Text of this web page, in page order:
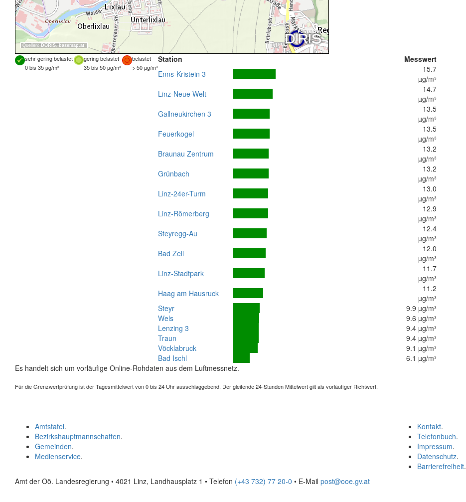
Quellen: DORIS, basemap.at
sehr gering belastet gering belastet
belastet
0 bis 35 µg/m³
35 bis 50 µg/m³ > 50 µg/m³
Station
Messwert
Enns-Kristein 3
15.7
µg/m³
Linz-Neue Welt
14.7
µg/m³
Gallneukirchen 3
13.5
µg/m³
Feuerkogel
13.5
µg/m³
Braunau Zentrum
13.2
µg/m³
Grünbach
13.2
µg/m³
Linz-24er-Turm
13.0
µg/m³
Linz-Römerberg
12.9
µg/m³
Steyregg-Au
12.4
µg/m³
Bad Zell
12.0
µg/m³
Linz-Stadtpark
11.7
µg/m³
Haag am Hausruck
11.2
µg/m³
Steyr
9.9 µg/m³
Wels
9.6 µg/m³
Lenzing 3
9.4 µg/m³
Traun
9.4 µg/m³
Vöcklabruck
9.1 µg/m³
Bad Ischl
6.1 µg/m³
Es handelt sich um vorläufige Online-Rohdaten aus dem Luftmessnetz.
Für die Grenzwertprüfung ist der Tagesmittelwert von 0 bis 24 Uhr ausschlaggebend. Der gleitende 24-Stunden Mittelwert gilt als vorläufiger Richtwert.
Kontakt.
Telefonbuch.
Impressum.
Datenschutz.
Barrierefreiheit.
Amtstafel.
Bezirkshauptmannschaften.
Gemeinden.
Medienservice.
Amt der Oö. Landesregierung • 4021 Linz, Landhausplatz 1 • Telefon (+43 732) 77 20-0 • E-Mail post@ooe.gv.at